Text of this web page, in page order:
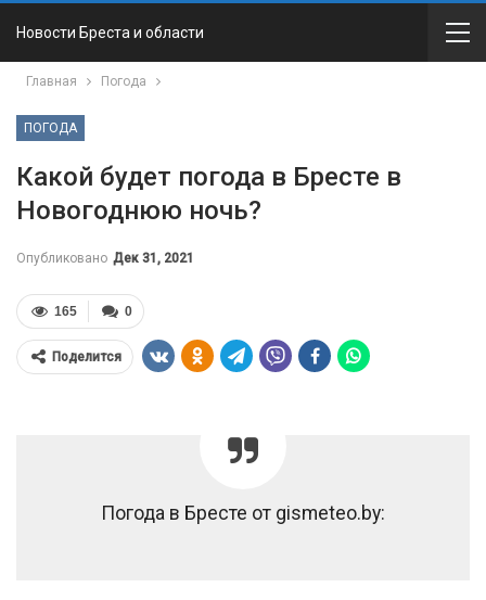
Новости Бреста и области
Главная Погода
ПОГОДА
Какой будет погода в Бресте в
Новогоднюю ночь?
Опубликовано Дек 31, 2021
0
165
Поделится
Погода в Бресте от gismeteo.by: